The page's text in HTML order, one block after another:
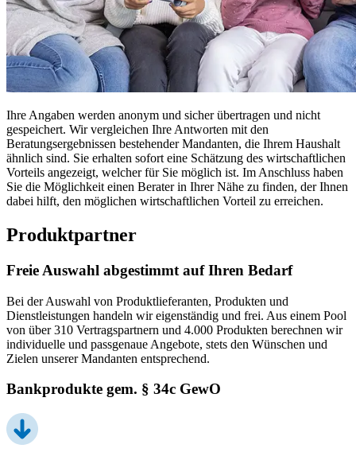
Ihre Angaben werden anonym und sicher übertragen und nicht
gespeichert. Wir vergleichen Ihre Antworten mit den
Beratungsergebnissen bestehender Mandanten, die Ihrem Haushalt
ähnlich sind. Sie erhalten sofort eine Schätzung des wirtschaftlichen
Vorteils angezeigt, welcher für Sie möglich ist. Im Anschluss haben
Sie die Möglichkeit einen Berater in Ihrer Nähe zu finden, der Ihnen
dabei hilft, den möglichen wirtschaftlichen Vorteil zu erreichen.
Produktpartner
Freie Auswahl abgestimmt auf Ihren Bedarf
Bei der Auswahl von Produktlieferanten, Produkten und
Dienstleistungen handeln wir eigenständig und frei. Aus einem Pool
von über 310 Vertragspartnern und 4.000 Produkten berechnen wir
individuelle und passgenaue Angebote, stets den Wünschen und
Zielen unserer Mandanten entsprechend.
Bankprodukte gem. § 34c GewO